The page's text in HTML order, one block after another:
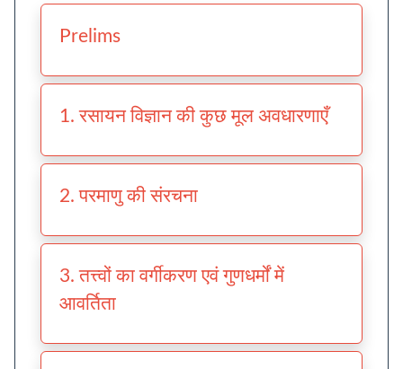
Prelims
1. रसायन विज्ञान की कुछ मूल अवधारणाएँ
2. परमाणु की संरचना
3. तत्त्वों का वर्गीकरण एवं गुणधर्मों में
आवर्तिता